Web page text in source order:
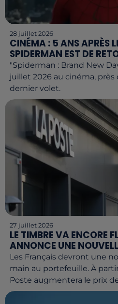
28 juillet 2026
CINÉMA : 5 ANS APRÈS
SPIDERMAN EST DE
"Spiderman : Brand New
juillet 2026 au cinéma, près
dernier volet.
27 juillet 2026
LE TIMBRE VA ENCORE
ANNONCE UNE
Les Français devront une
main au portefeuille. À
Poste augmentera le prix